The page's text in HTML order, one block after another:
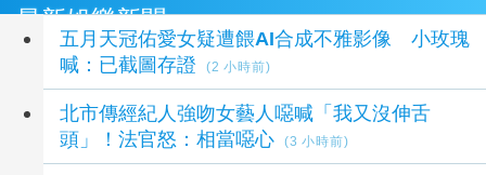
最新娛樂新聞
五月天冠佑愛女疑遭餵AI合成不雅影像 小玫瑰
喊：已截圖存證
(2 小時前)
北市傳經紀人強吻女藝人噁喊「我又沒伸舌
頭」！法官怒：相當噁心
(3 小時前)